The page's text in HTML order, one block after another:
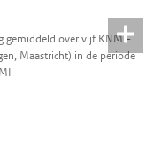
gemiddeld over vijf KNMI-
Maastricht) in de periode